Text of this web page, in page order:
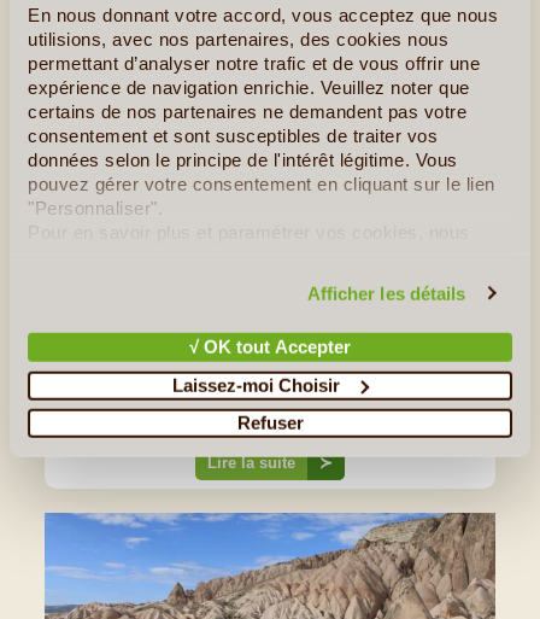
En nous donnant votre accord, vous acceptez que nous
utilisions, avec nos partenaires, des cookies nous
permettant d’analyser notre trafic et de vous offrir une
expérience de navigation enrichie. Veuillez noter que
certains de nos partenaires ne demandent pas votre
consentement et sont susceptibles de traiter vos
données selon le principe de l'intérêt légitime. Vous
pouvez gérer votre consentement en cliquant sur le lien
"Personnaliser".
Pour en savoir plus et paramétrer vos cookies, nous
Afficher les détails
√ OK tout Accepter
Laissez-moi Choisir
Refuser
©
L’ordre Mevlevi des Derviches
Derviches Tourneurs doivent leur nom à leurs étranges
Semâ, la danse des Derviches Tourneurs consiste à tourner
sur soi-même jusqu'à atteindre un état de transe. Elle
s'accompagne de la musique de quelques instruments et
Lire la suite ≻